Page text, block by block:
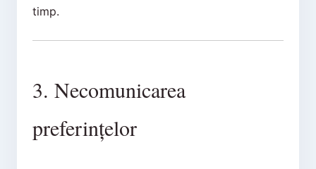
timp.
3. Necomunicarea
preferințelor